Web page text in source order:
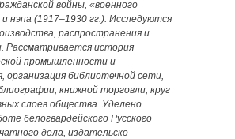
войны, «военного
нэпа (1917–1930 гг.). Исследуются
распространения и
Рассматривается история
промышленности и
организация библиотечной сети,
книжной торговли, круг
слоев общества. Уделено
белогвардейского Русского
дела, издательско-